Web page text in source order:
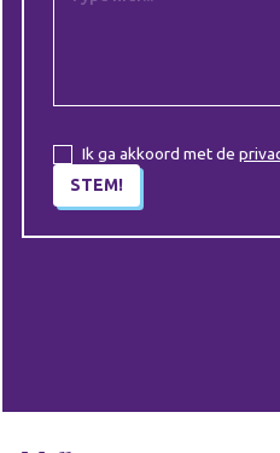
Ik ga akkoord met de